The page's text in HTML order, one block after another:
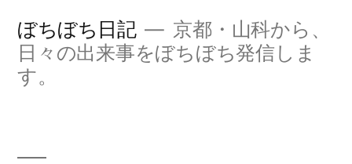
ぼちぼち日記
京都・山科から、
日々の出来事をぼちぼち発信しま
す。